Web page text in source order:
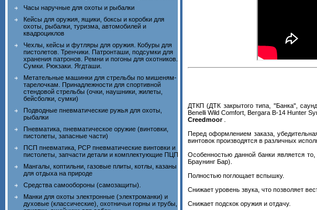
Часы наручные для охоты и рыбалки
Кейсы для оружия, ящики, боксы и коробки для
охоты, рыбалки, туризма, автомобилей и
квадроциклов
Чехлы, кейсы и футляры для оружия. Кобуры для
пистолетов. Тренчики. Патронташи, подсумки для
хранения патронов. Ремни и погоны для охотников.
Сумки. Рюкзаки. Ягдташи.
Метательные машинки для стрельбы по мишеням-
тарелочкам. Принадлежности для спортивной
стендовой стрельбы (очки, наушники, жилеты,
бейсболки, сумки)
Подводные пневматические ружья для охоты,
рыбалки
Пневматика, пневматическое оружие (винтовки,
пистолеты, запасные части)
ПСП пневматика, PCP пневматические винтовки и
пистолеты, запчасти детали и комплектующие ПЦП
Мангалы, коптильни, газовые плиты, котлы, казаны
для отдыха на природе
Средства самообороны (самозащиты).
Манки для охоты электронные (электроманки) и
духовые (классические), охотничьи горны и трубы,
ДТКП (ДТК закрытого типа, "Банка",
Benelli Wild Comfort, Bergara B-14 Hunter
Creedmoor
Перед оформлением заказа,
винтовок производятся в различных
Особенностью данной банки является
Браунинг Бар).
Полностью поглощает вспышку.
Снижает уровень звука, что позволяет
Снижает подскок оружия и отдачу.